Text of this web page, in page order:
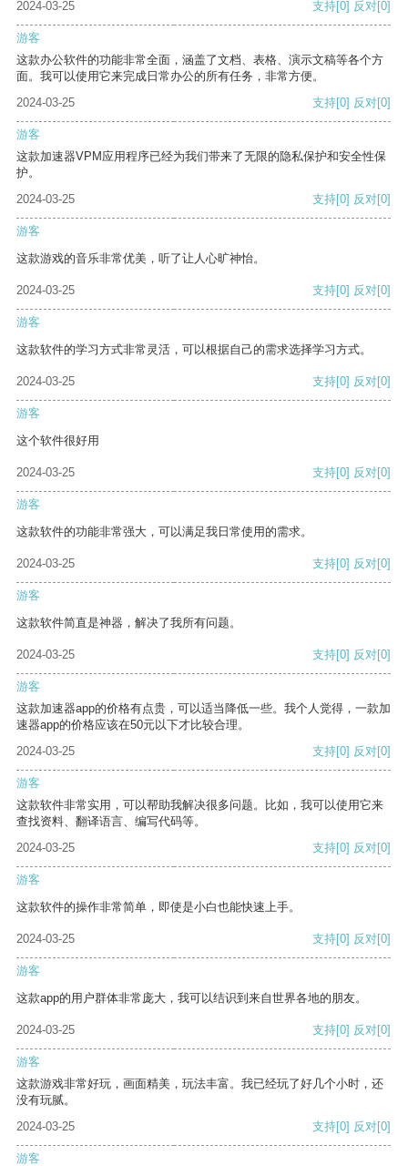
2024-03-25 支持[0] 反对[0]
游客
这款办公软件的功能非常全面，涵盖了文档、表格、演示文稿等各个方
面。我可以使用它来完成日常办公的所有任务，非常方便。
2024-03-25
支持[0] 反对[0]
游客
这款加速器VPM应用程序已经为我们带来了无限的隐私保护和安全性保
护。
2024-03-25
支持[0] 反对[0]
游客
这款游戏的音乐非常优美，听了让人心旷神怡。
2024-03-25 支持[0] 反对[0]
游客
这款软件的学习方式非常灵活，可以根据自己的需求选择学习方式。
2024-03-25 支持[0] 反对[0]
游客
这个软件很好用
2024-03-25 支持[0] 反对[0]
游客
这款软件的功能非常强大，可以满足我日常使用的需求。
2024-03-25 支持[0] 反对[0]
游客
这款软件简直是神器，解决了我所有问题。
2024-03-25 支持[0] 反对[0]
游客
这款加速器app的价格有点贵，可以适当降低一些。我个人觉得，一款加
速器app的价格应该在50元以下才比较合理。
2024-03-25
支持[0] 反对[0]
游客
这款软件非常实用，可以帮助我解决很多问题。比如，我可以使用它来
查找资料、翻译语言、编写代码等。
2024-03-25
支持[0] 反对[0]
游客
这款软件的操作非常简单，即使是小白也能快速上手。
2024-03-25 支持[0] 反对[0]
游客
这款app的用户群体非常庞大，我可以结识到来自世界各地的朋友。
2024-03-25 支持[0] 反对[0]
游客
这款游戏非常好玩，画面精美，玩法丰富。我已经玩了好几个小时，还
没有玩腻。
2024-03-25
支持[0] 反对[0]
游客